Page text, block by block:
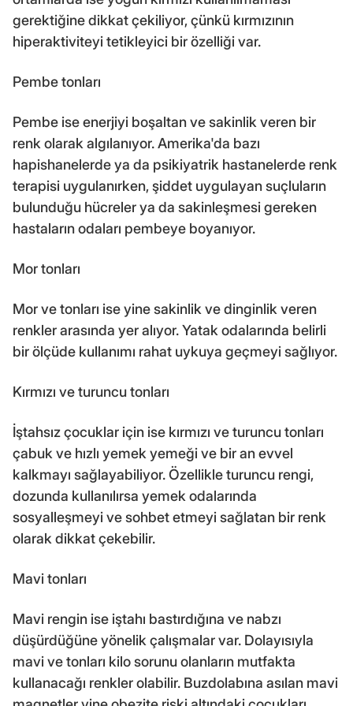
gerektiğine dikkat çekiliyor, çünkü kırmızının
hiperaktiviteyi tetikleyici bir özelliği var.
Pembe tonları
Pembe ise enerjiyi boşaltan ve sakinlik veren bir
renk olarak algılanıyor. Amerika'da bazı
hapishanelerde ya da psikiyatrik hastanelerde renk
terapisi uygulanırken, şiddet uygulayan suçluların
bulunduğu hücreler ya da sakinleşmesi gereken
hastaların odaları pembeye boyanıyor.
Mor tonları
Mor ve tonları ise yine sakinlik ve dinginlik veren
renkler arasında yer alıyor. Yatak odalarında belirli
bir ölçüde kullanımı rahat uykuya geçmeyi sağlıyor.
Kırmızı ve turuncu tonları
İştahsız çocuklar için ise kırmızı ve turuncu tonları
çabuk ve hızlı yemek yemeği ve bir an evvel
kalkmayı sağlayabiliyor. Özellikle turuncu rengi,
dozunda kullanılırsa yemek odalarında
sosyalleşmeyi ve sohbet etmeyi sağlatan bir renk
olarak dikkat çekebilir.
Mavi tonları
Mavi rengin ise iştahı bastırdığına ve nabzı
düşürdüğüne yönelik çalışmalar var. Dolayısıyla
mavi ve tonları kilo sorunu olanların mutfakta
kullanacağı renkler olabilir. Buzdolabına asılan mavi